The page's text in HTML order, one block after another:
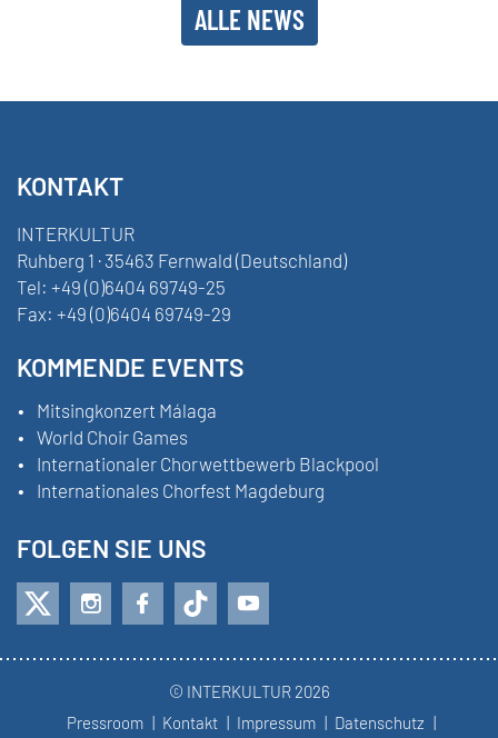
ALLE NEWS
KONTAKT
INTERKULTUR
Ruhberg 1 · 35463 Fernwald (Deutschland)
Tel: +49 (0)6404 69749-25
Fax: +49 (0)6404 69749-29
KOMMENDE EVENTS
Mitsingkonzert Málaga
World Choir Games
Internationaler Chorwettbewerb Blackpool
Internationales Chorfest Magdeburg
FOLGEN SIE UNS
© INTERKULTUR 2026
Pressroom
Kontakt Impressum
Datenschutz